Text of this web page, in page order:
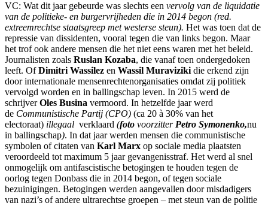
VC: Wat dit jaar gebeurde was slechts een vervolg van de liquidatie
van de politieke- en burgervrijheden die in 2014 begon (red.
extreemrechtse staatsgreep met westerse steun). Het was toen dat de
repressie van dissidenten, vooral tegen die van links begon. Maar
het trof ook andere mensen die het niet eens waren met het beleid.
Journalisten zoals Ruslan Kozaba, die vanaf toen ondergedoken
leeft. OfDimitri Wassilez en Wassil Muraviziki die erkend zijn
door internationale mensenrechtenorganisaties omdat zij politiek
vervolgd worden en in ballingschap leven. In 2015 werd de
schrijverOles Busina vermoord. In hetzelfde jaar werd
de Communistische Partij (CPO) (ca 20 à 30% van het
electoraat) illegaal verklaard (foto voorzitter Petro Symonenko,nu
in ballingschap). In dat jaar werden mensen die communistische
symbolen of citaten van Karl Marx op sociale media plaatsten
veroordeeld tot maximum 5 jaar gevangenisstraf. Het werd al snel
onmogelijk om antifascistische betogingen te houden tegen de
oorlog tegen Donbass die in 2014 begon, of tegen sociale
bezuinigingen. Betogingen werden aangevallen door misdadigers
van nazi’s of andere ultrarechtse groepen – met steun van de politie